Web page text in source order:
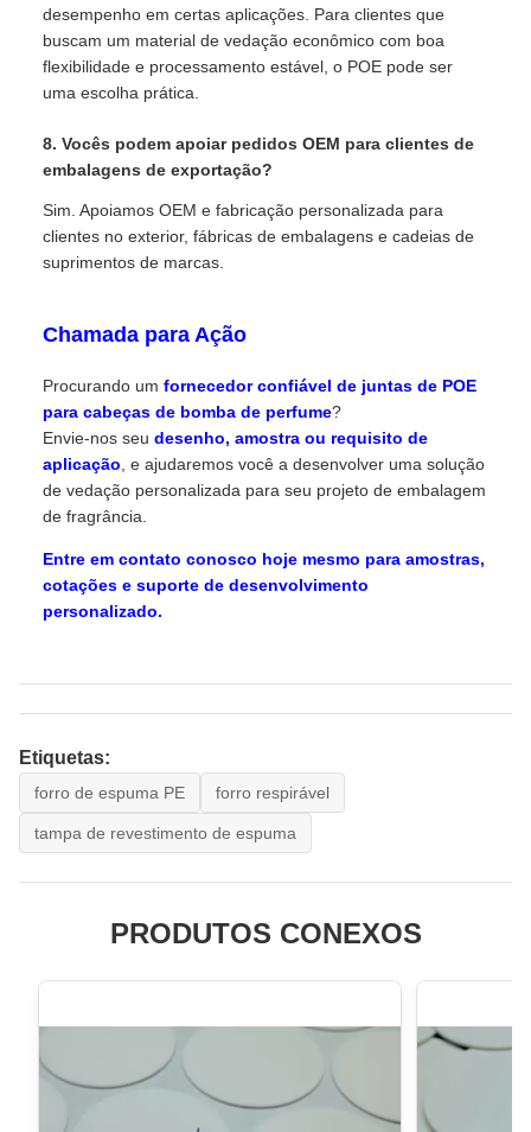
desempenho em certas aplicações. Para clientes que
buscam um material de vedação econômico com boa
flexibilidade e processamento estável, o POE pode ser
uma escolha prática.
8. Vocês podem apoiar pedidos OEM para clientes de
embalagens de exportação?
Sim. Apoiamos OEM e fabricação personalizada para
clientes no exterior, fábricas de embalagens e cadeias de
suprimentos de marcas.
Chamada para Ação
Procurando um fornecedor confiável de juntas de POE
para cabeças de bomba de perfume?
Envie-nos seu desenho, amostra ou requisito de
aplicação , e ajudaremos você a desenvolver uma solução
de vedação personalizada para seu projeto de embalagem
de fragrância.
Entre em contato conosco hoje mesmo para amostras,
cotações e suporte de desenvolvimento
personalizado.
Etiquetas:
forro de espuma PE forro respirável
tampa de revestimento de espuma
PRODUTOS CONEXOS